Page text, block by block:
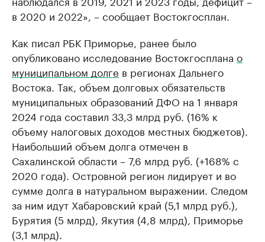
в 2020 и 2022», – сообщает Востокгосплан.
Как писал РБК Приморье, ранее было
опубликовано исследование Востокгосплана о
муниципальном долге в регионах Дальнего
Востока. Так, объем долговых обязательств
муниципальных образований ДФО на 1 января
2024 года составил 33,3 млрд руб. (16% к
объему налоговых доходов местных бюджетов).
Наибольший объем долга отмечен в
Сахалинской области – 7,6 млрд руб. (+168% с
2020 года). Островной регион лидирует и во
сумме долга в натуральном выражении. Следом
за ним идут Хабаровский край (5,1 млрд руб.),
Бурятия (5 млрд), Якутия (4,8 млрд), Приморье
(3,1 млрд).